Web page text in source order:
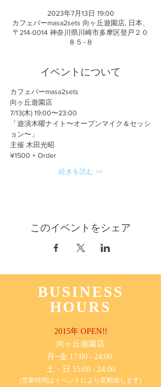
2023年7月13日 19:00
カフェバーmasa2sets 向ヶ丘遊園店, 日本、
〒214-0014 神奈川県川崎市多摩区登戸２０
８５−８
イベントについて
カフェバーmasa2sets
向ヶ丘遊園店
7/13(木) 19:00〜23:00
「遊演木曜ナイト〜オープンマイク＆セッシ
ョン〜」
主催 木田光昭
¥1500 + Order
続きを読む >>
このイベントをシェア
BUSINESS
HOURS
2015年 OPEN!!
​向ヶ丘遊園店
月~金 17:00 - 24:00
土・日 15:00 - 24:00
(営業時間はイベントにより変動致します)